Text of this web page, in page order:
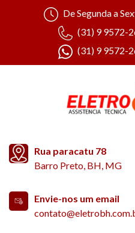
De Segunda a
(31) 9 9572-
(31) 9 9572-
Rua paracatu 78
Barro Preto, BH, MG
Envie-nos um email